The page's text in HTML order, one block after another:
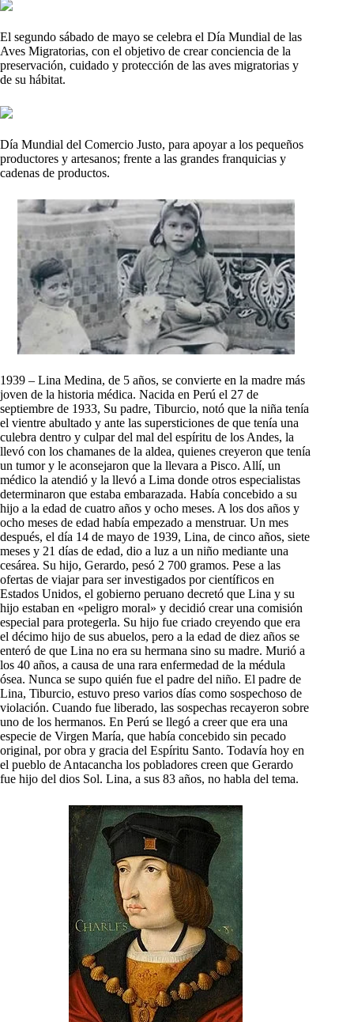
El segundo sábado de mayo se celebra el Día Mundial de las
Aves Migratorias, con el objetivo de crear conciencia de la
preservación, cuidado y protección de las aves migratorias y
de su hábitat.
Día Mundial del Comercio Justo, para apoyar a los pequeños
productores y artesanos; frente a las grandes franquicias y
cadenas de productos.
1939 – Lina Medina, de 5 años, se convierte en la madre más
joven de la historia médica. Nacida en Perú el 27 de
septiembre de 1933, Su padre, Tiburcio, notó que la niña tenía
el vientre abultado y ante las supersticiones de que tenía una
culebra dentro y culpar del mal del espíritu de los Andes, la
llevó con los chamanes de la aldea, quienes creyeron que tenía
un tumor y le aconsejaron que la llevara a Pisco. Allí, un
médico la atendió y la llevó a Lima donde otros especialistas
determinaron que estaba embarazada. Había concebido a su
hijo a la edad de cuatro años y ocho meses. A los dos años y
ocho meses de edad había empezado a menstruar. Un mes
después, el día 14 de mayo de 1939, Lina, de cinco años, siete
meses y 21 días de edad, dio a luz a un niño mediante una
cesárea. Su hijo, Gerardo, pesó 2 700 gramos. Pese a las
ofertas de viajar para ser investigados por científicos en
Estados Unidos, el gobierno peruano decretó que Lina y su
hijo estaban en «peligro moral» y decidió crear una comisión
especial para protegerla. Su hijo fue criado creyendo que era
el décimo hijo de sus abuelos, pero a la edad de diez años se
enteró de que Lina no era su hermana sino su madre. Murió a
los 40 años, a causa de una rara enfermedad de la médula
ósea. Nunca se supo quién fue el padre del niño. El padre de
Lina, Tiburcio, estuvo preso varios días como sospechoso de
violación. Cuando fue liberado, las sospechas recayeron sobre
uno de los hermanos. En Perú se llegó a creer que era una
especie de Virgen María, que había concebido sin pecado
original, por obra y gracia del Espíritu Santo. Todavía hoy en
el pueblo de Antacancha los pobladores creen que Gerardo
fue hijo del dios Sol. Lina, a sus 83 años, no habla del tema.